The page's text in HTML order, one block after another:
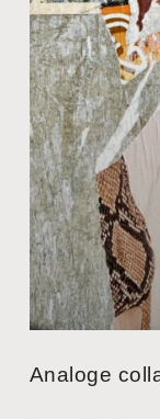
Analoge